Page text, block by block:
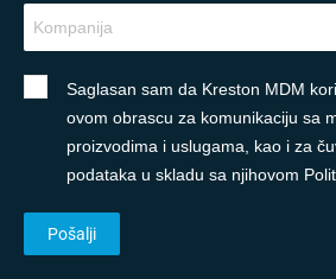
Saglasan sam da Kreston MDM
ovom obrascu za komunikaciju sa
proizvodima i uslugama, kao i za
podataka u skladu sa njihovom